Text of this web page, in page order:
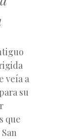
veía a
su
que